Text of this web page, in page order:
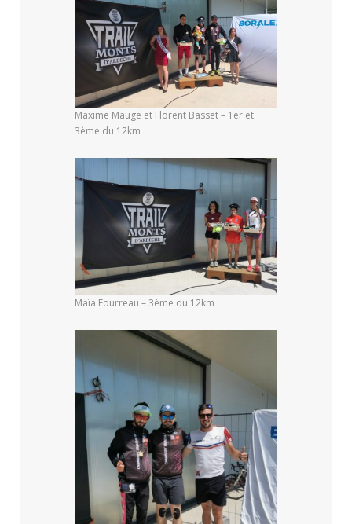
Maxime Mauge et Florent Basset – 1er et
3ème du 12km
Maïa Fourreau – 3ème du 12km